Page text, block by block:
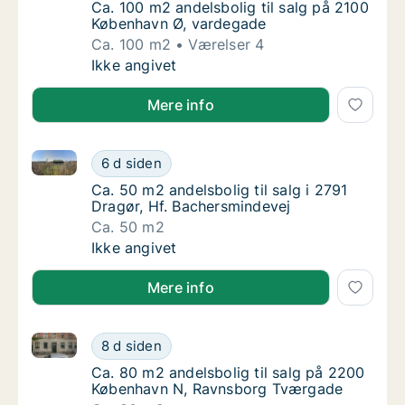
Ca. 100 m2 andelsbolig til salg på 2100
Ca. 100 m2 andelsbolig til salg på 2100
København Ø, vardegade
Ca. 100 m2
Værelser 4
Ca. 100 m2 andelsbolig til salg på 2100
Ikke angivet
Mere info
Ca. 50 m2 andelsbolig til salg i 2791
6 d siden
Ca. 50 m2 andelsbolig til salg i 2791 Dragør, Hf.
Ca. 50 m2 andelsbolig til salg i 2791
Ca. 50 m2 andelsbolig til salg i 2791
Dragør, Hf. Bachersmindevej
Ca. 50 m2
Ca. 50 m2 andelsbolig til salg i 2791
Ikke angivet
Mere info
Ca. 80 m2 andelsbolig til salg på 2200
8 d siden
Ca. 80 m2 andelsbolig til salg på 2200 København
Ca. 80 m2 andelsbolig til salg på 2200
Ca. 80 m2 andelsbolig til salg på 2200
København N, Ravnsborg Tværgade